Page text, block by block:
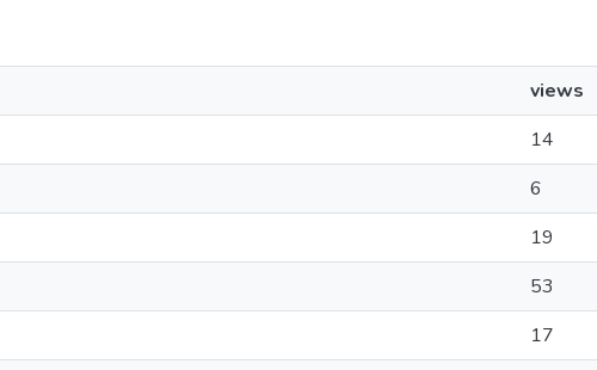
views
14
6
19
53
17